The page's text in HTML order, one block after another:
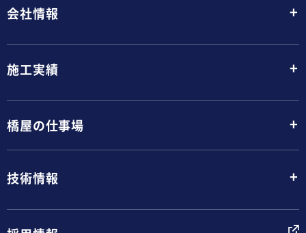
会社情報 +
施工実績 +
橋屋の仕事場 +
技術情報 +